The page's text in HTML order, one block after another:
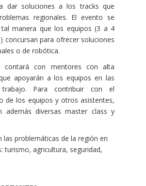
dar soluciones a los tracks que
regionales. El evento se
manera que los equipos (3 a 4
concursan para ofrecer soluciones
o de robótica.
contará con mentores con alta
apoyarán a los equipos en las
Para contribuir con el
de los equipos y otros asistentes,
además diversas master class y
las problemáticas de la región en
turismo, agricultura, seguridad,